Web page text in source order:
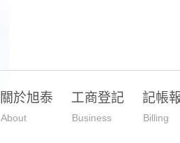
關於旭泰
About
工商登記
Business
記帳
Billing